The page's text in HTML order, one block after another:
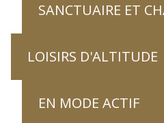
SANCTUAIRE ET
LOISIRS D'ALTITUDE
EN MODE ACTIF